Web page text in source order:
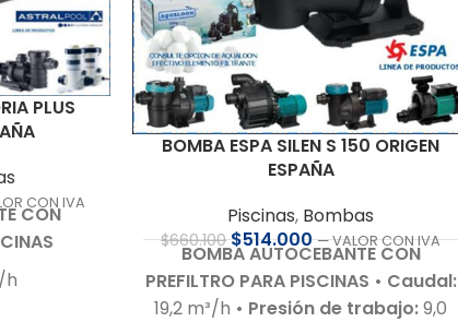
PLUS
CON IVA
CON
h
BOMBA ESPA SILEN S 150 ORIGEN
ESPAÑA
Piscinas, Bombas
$660.100 $514.000 — VALOR CON IVA
BOMBA AUTOCEBANTE CON
PREFILTRO PARA PISCINAS • Caudal:
19,2 m³/h • Presión de trabajo:9,0